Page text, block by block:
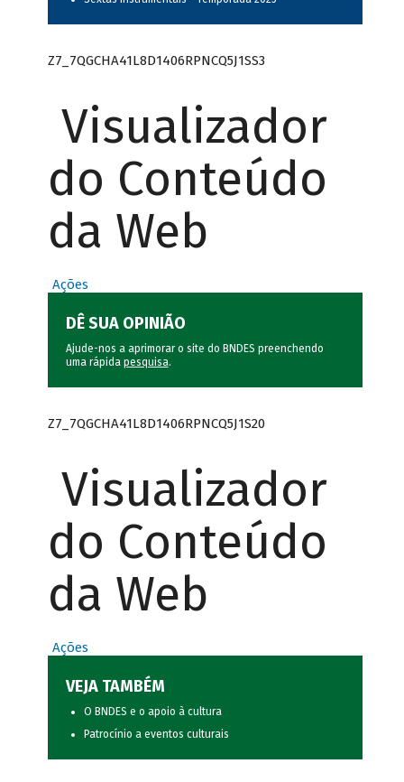
Z7_7QGCHA41L8D1406RPNCQ5J1SS3
Visualizador
do Conteúdo
da Web
Ações
DÊ SUA OPINIÃO
Ajude-nos a aprimorar o site do BNDES preenchendo
uma rápida pesquisa.
Z7_7QGCHA41L8D1406RPNCQ5J1S20
Visualizador
do Conteúdo
da Web
Ações
VEJA TAMBÉM
O BNDES e o apoio à cultura
Patrocínio a eventos culturais